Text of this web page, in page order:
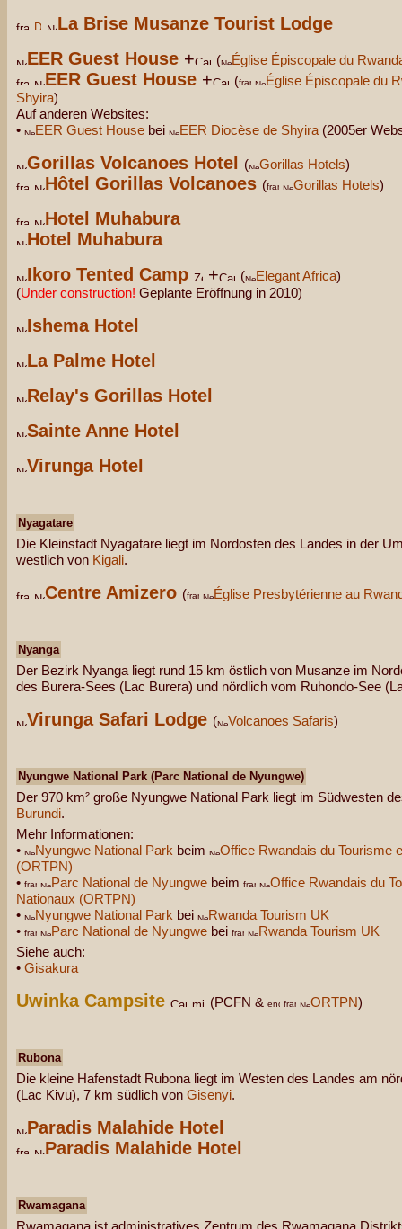
La Brise Musanze Tourist Lodge
EER Guest House + ( Église Épiscopale du
EER Guest House + (
Église Épiscopale du
Shyira)
Auf anderen Websites:
•
EER Guest House bei EER Diocèse de Shyira (2005er
Gorillas Volcanoes Hotel ( Gorillas Hotels)
Hôtel Gorillas Volcanoes ( Gorillas Hotels)
Hotel Muhabura
Hotel Muhabura
Ikoro Tented Camp
+ ( Elegant Africa)
(Under construction! Geplante Eröffnung in 2010)
Ishema Hotel
La Palme Hotel
Relay's Gorillas Hotel
Sainte Anne Hotel
Virunga Hotel
Nyagatare
Die Kleinstadt Nyagatare liegt im Nordosten des Landes in der
westlich von Kigali.
Centre Amizero ( Église Presbytérienne au
Nyanga
Der Bezirk Nyanga liegt rund 15 km östlich von Musanze im
des Burera-Sees (Lac Burera) und nördlich vom Ruhondo-See
Virunga Safari Lodge ( Volcanoes Safaris)
Nyungwe National Park (Parc National de Nyungwe)
Der 970 km² große Nyungwe National Park liegt im Südwesten
Burundi.
Mehr Informationen:
•
Nyungwe National Park beim
Office Rwandais du Tourisme
(ORTPN)
•
Parc National de Nyungwe beim
Office Rwandais du
Nationaux (ORTPN)
•
Nyungwe National Park bei
Rwanda Tourism UK
•
Parc National de Nyungwe bei
Rwanda Tourism UK
Siehe auch:
• Gisakura
Uwinka Campsite (PCFN & ORTPN)
Rubona
Die kleine Hafenstadt Rubona liegt im Westen des Landes am
(Lac Kivu), 7 km südlich von Gisenyi.
Paradis Malahide Hotel
Paradis Malahide Hotel
Rwamagana
Rwamagana ist administratives Zentrum des Rwamagana